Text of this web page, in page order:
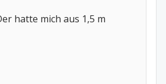
hatte mich aus 1,5 m